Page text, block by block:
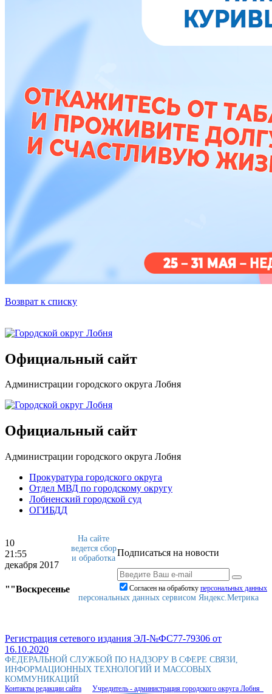
Возврат к списку
Официальный сайт
Администрации городского округа Лобня
Официальный сайт
Администрации городского округа Лобня
Прокуратура городского округа
Отдел МВД по городскому округу
Лобненский городской суд
ОГИБДД
10
21:55
декабря 2017
""Воскресенье
Подписаться на новости
Согласен на обработку персональныx данных
На сайте
ведется сбор
и обработка
персональных данных сервисом Яндекс.Метрика
Регистрация сетевого издания ЭЛ-№ФС77-79306 от
16.10.2020
ФЕДЕРАЛЬНОЙ СЛУЖБОЙ ПО НАДЗОРУ В СФЕРЕ СВЯЗИ,
ИНФОРМАЦИОННЫХ ТЕХНОЛОГИЙ И МАССОВЫХ
КОММУНИКАЦИЙ
Контакты редакции сайта Учредитель - администрация городского округа Лобня